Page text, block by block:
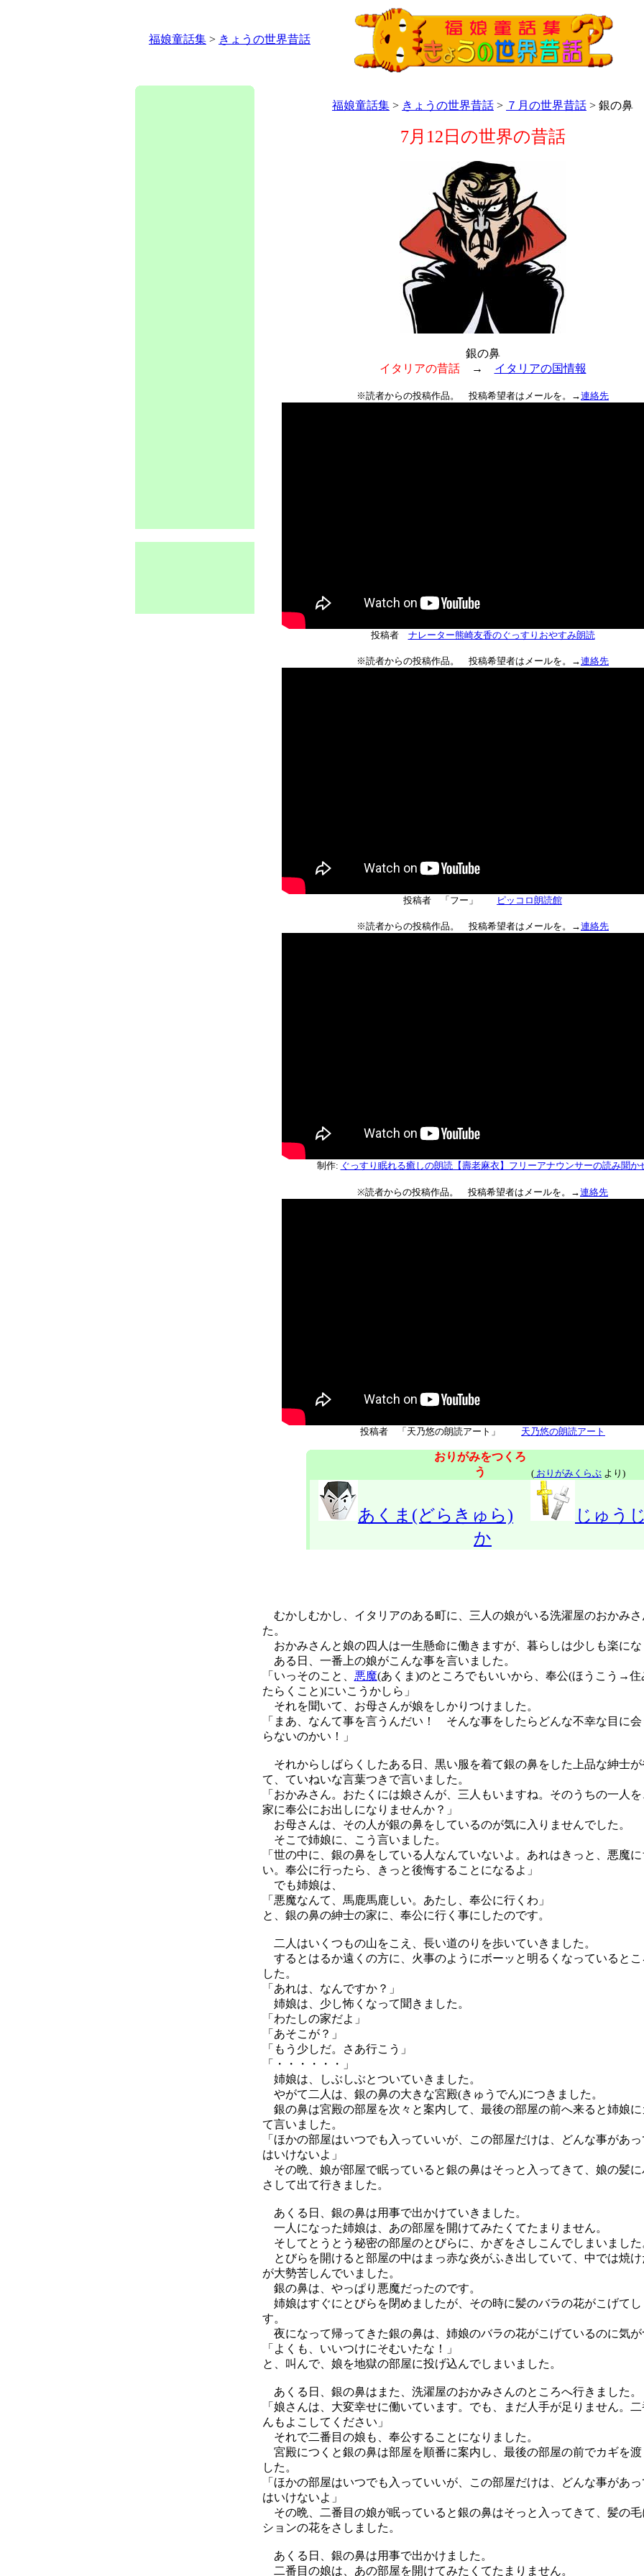
福娘童話集 > きょうの世界昔話
福娘童話集 > きょうの世界昔話 > ７月の世界昔話 > 銀の鼻
7月12日の世界の昔話
銀の鼻
イタリアの昔話→ イタリアの国情報
※読者からの投稿作品。 投稿希望者はメールを。→連絡先
投稿者 ナレーター熊崎友香のぐっすりおやすみ朗読
※読者からの投稿作品。 投稿希望者はメールを。→連絡先
投稿者 「フー」 ピッコロ朗読館
※読者からの投稿作品。 投稿希望者はメールを。→連絡先
制作: ぐっすり眠れる癒しの朗読【壽老麻衣】フリーアナウンサーの読み聞か
※読者からの投稿作品。 投稿希望者はメールを。→連絡先
投稿者 「天乃悠の朗読アート」 天乃悠の朗読アート
おりがみをつくろ
う
( おりがみくらぶ より)
あくま(どらきゅら)
じゅう
か
むかしむかし、イタリアのある町に、三人の娘がいる洗濯屋のおかみさ
た。
おかみさんと娘の四人は一生懸命に働きますが、暮らしは少しも楽にな
ある日、一番上の娘がこんな事を言いました。
「いっそのこと、 悪魔(あくま)のところでもいいから、奉公(ほうこう→住
たらくこと)にいこうかしら」
それを聞いて、お母さんが娘をしかりつけました。
「まあ、なんて事を言うんだい！ そんな事をしたらどんな不幸な目に
らないのかい！」
それからしばらくしたある日、黒い服を着て銀の鼻をした上品な紳士が
て、ていねいな言葉つきで言いました。
「おかみさん。おたくには娘さんが、三人もいますね。そのうちの一人
家に奉公にお出しになりませんか？」
お母さんは、その人が銀の鼻をしているのが気に入りませんでした。
そこで姉娘に、こう言いました。
「世の中に、銀の鼻をしている人なんていないよ。あれはきっと、悪魔
い。奉公に行ったら、きっと後悔することになるよ」
でも姉娘は、
「悪魔なんて、馬鹿馬鹿しい。あたし、奉公に行くわ」
と、銀の鼻の紳士の家に、奉公に行く事にしたのです。
二人はいくつもの山をこえ、長い道のりを歩いていきました。
するとはるか遠くの方に、火事のようにボーッと明るくなっているとこ
した。
「あれは、なんですか？」
姉娘は、少し怖くなって聞きました。
「わたしの家だよ」
「あそこが？」
「もう少しだ。さあ行こう」
「・・・・・・」
姉娘は、しぶしぶとついていきました。
やがて二人は、銀の鼻の大きな宮殿(きゅうでん)につきました。
銀の鼻は宮殿の部屋を次々と案内して、最後の部屋の前へ来ると姉娘に
て言いました。
「ほかの部屋はいつでも入っていいが、この部屋だけは、どんな事があ
はいけないよ」
その晩、娘が部屋で眠っていると銀の鼻はそっと入ってきて、娘の髪に
さして出て行きました。
あくる日、銀の鼻は用事で出かけていきました。
一人になった姉娘は、あの部屋を開けてみたくてたまりません。
そしてとうとう秘密の部屋のとびらに、かぎをさしこんでしまいました
とびらを開けると部屋の中はまっ赤な炎がふき出していて、中では焼け
が大勢苦しんでいました。
銀の鼻は、やっぱり悪魔だったのです。
姉娘はすぐにとびらを閉めましたが、その時に髪のバラの花がこげてし
す。
夜になって帰ってきた銀の鼻は、姉娘のバラの花がこげているのに気が
「よくも、いいつけにそむいたな！」
と、叫んで、娘を地獄の部屋に投げ込んでしまいました。
あくる日、銀の鼻はまた、洗濯屋のおかみさんのところへ行きました。
「娘さんは、大変幸せに働いています。でも、まだ人手が足りません。
んもよこしてください」
それで二番目の娘も、奉公することになりました。
宮殿につくと銀の鼻は部屋を順番に案内し、最後の部屋の前でカギを渡
した。
「ほかの部屋はいつでも入っていいが、この部屋だけは、どんな事があ
はいけないよ」
その晩、二番目の娘が眠っていると銀の鼻はそっと入ってきて、髪の毛
ションの花をさしました。
あくる日、銀の鼻は用事で出かけました。
二番目の娘は、あの部屋を開けてみたくてたまりません。